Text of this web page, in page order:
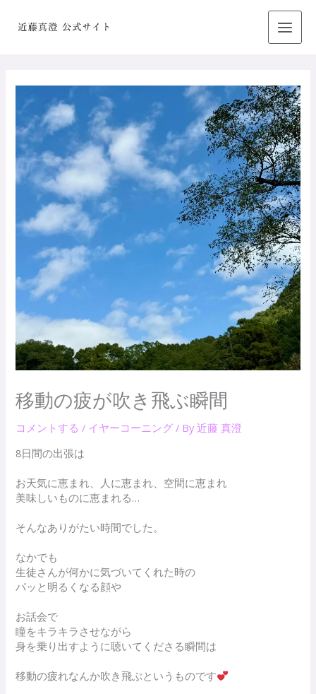
移動の疲が吹き飛ぶ瞬間
コメントする / イヤーコーニング / By近藤 真澄
8日間の出張は
お天気に恵まれ、人に恵まれ、空間に恵まれ
美味しいものに恵まれる…
そんなありがたい時間でした。
なかでも
生徒さんが何かに気づいてくれた時の
パッと明るくなる顔や
お話会で
瞳をキラキラさせながら
身を乗り出すように聴いてくださる瞬間は
移動の疲れなんか吹き飛ぶというものです